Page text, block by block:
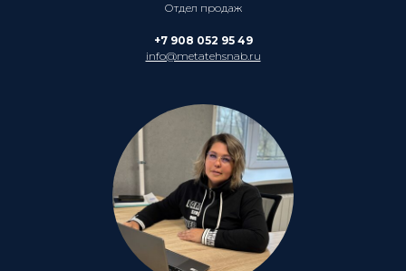
Отдел продаж
+7 908 052 95 49
info@metatehsnab.ru